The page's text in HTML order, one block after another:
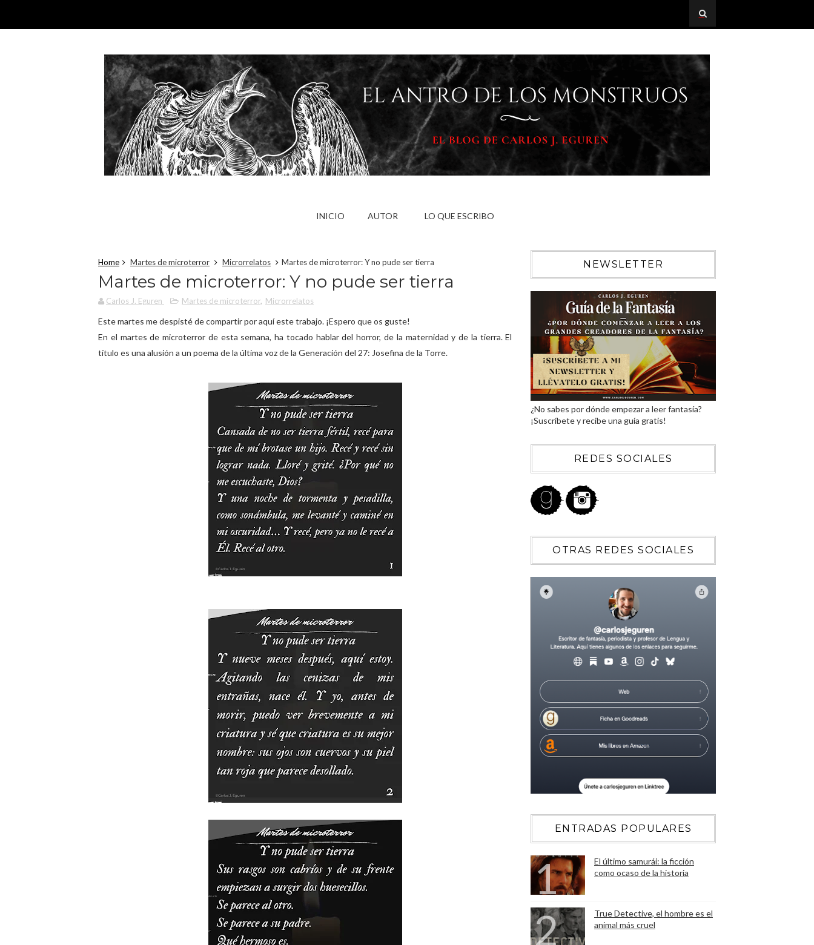
INICIO AUTOR LO QUE ESCRIBO
Home Martes de microterror Microrrelatos Martes de microterror: Y no pude ser tierra
Martes de microterror: Y no pude ser tierra
Carlos J. Eguren Martes de microterror, Microrrelatos
Este martes me despisté de compartir por aquí este trabajo. ¡Espero que os guste!
En el martes de microterror de esta semana, ha tocado hablar del horror, de la maternidad y de la tierra. El
título es una alusión a un poema de la última voz de la Generación del 27: Josefina de la Torre.
NEWSLETTER
¿No sabes por dónde empezar a leer fantasía?
¡Suscríbete y recibe una guía gratis!
REDES SOCIALES
OTRAS REDES SOCIALES
ENTRADAS POPULARES
El último samurái: la ficción
como ocaso de la historia
True Detective, el hombre es el
animal más cruel